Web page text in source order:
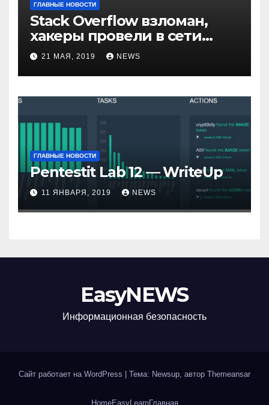
ГЛАВНЫЕ НОВОСТИ
Stack Overflow взломан,
хакеры провели в сети
компании неделю
21 МАЯ, 2019 NEWS
ГЛАВНЫЕ НОВОСТИ
Pentestit Lab 12 — WriteUp
11 ЯНВАРЯ, 2019 NEWS
EasyNEWS
Информационная безопаcность
Сайт работает на WordPress Тема: Newsup, автор Themeansar
HomeEasyLearnГлавная